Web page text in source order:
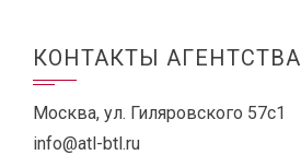
КОНТАКТЫ АГЕНТСТВА
Москва, ул. Гиляровского 57с1
info@atl-btl.ru